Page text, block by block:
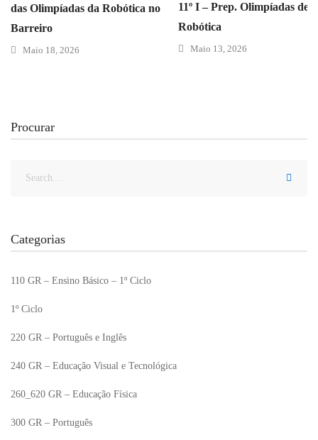
das Olimpíadas da Robótica no
Barreiro
Maio 18, 2026
11º I – Prep. Olimpíadas de
Robótica
Maio 13, 2026
Procurar
Categorias
110 GR – Ensino Básico – 1º Ciclo
1º Ciclo
220 GR – Português e Inglês
240 GR – Educação Visual e Tecnológica
260_620 GR – Educação Física
300 GR – Português